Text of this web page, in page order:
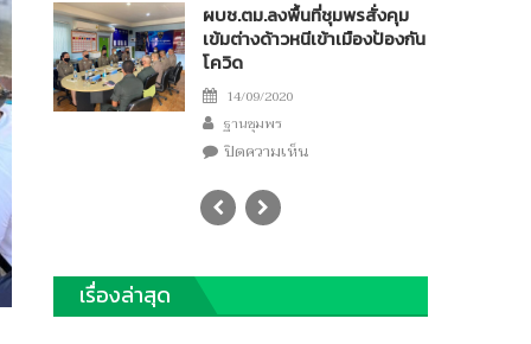
ผบช.ตม.ลงพื้นที่ชุมพรสั่งคุม
เข้มต่างด้าวหนีเข้าเมืองป้องกัน
โควิด
Posted
on
14/09/2020
Author
ฐานชุมพร
ปิดความเห็นบน
เข้ม
เรื่องล่าสุด